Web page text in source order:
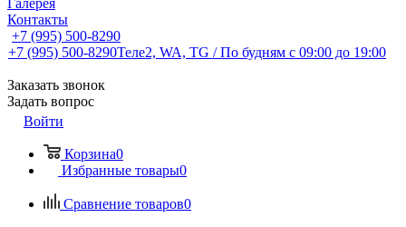
Галерея
Контакты
+7 (995) 500-8290
+7 (995) 500-8290Теле2, WA, TG / По будням c 09:00 до 19:00
Заказать звонок
Задать вопрос
Войти
Корзина0
Избранные товары0
Сравнение товаров0